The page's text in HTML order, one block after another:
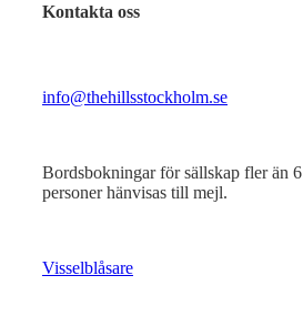
Kontakta oss
info@thehillsstockholm.se
Bordsbokningar för sällskap fler än 6
personer hänvisas till mejl.
Visselblåsare